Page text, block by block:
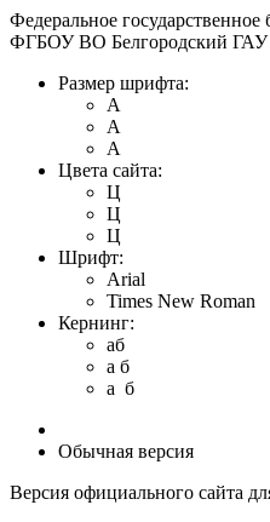
Федеральное
ФГБОУ ВО Белгородский ГАУ
Размер шрифта:
A
A
A
Цвета сайта:
Ц
Ц
Ц
Шрифт:
Arial
Times New Roman
Кернинг:
aб
a б
a б
Обычная версия
Версия официального сайта